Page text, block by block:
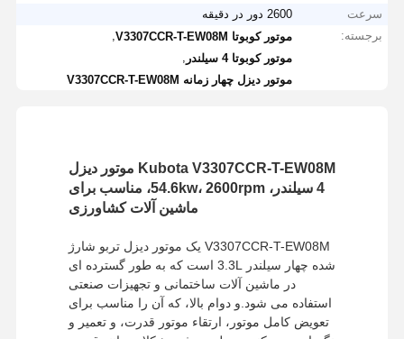
سرعت
2600 دور در دقیقه
برجسته:
موتور کوبوتا V3307CCR-T-EW08M
موتور کوبوتا 4 سیلندر
موتور دیزل چهار زمانه V3307CCR-T-EW08M
Kubota V3307CCR-T-EW08M موتور دیزل
4 سیلندر، 54.6kw، 2600rpm، مناسب برای
ماشین آلات کشاورزی
V3307CCR-T-EW08M یک موتور دیزل تربو شارژ
شده چهار سیلندر 3.3L است که به طور گسترده ای
در ماشین آلات ساختمانی و تجهیزات صنعتی
استفاده می شود.و دوام بالا، که آن را مناسب برای
تعویض کامل موتور، ارتقاء موتور قدرت، و تعمیر و